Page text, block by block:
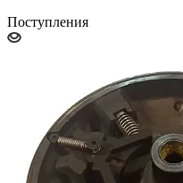
Поступления